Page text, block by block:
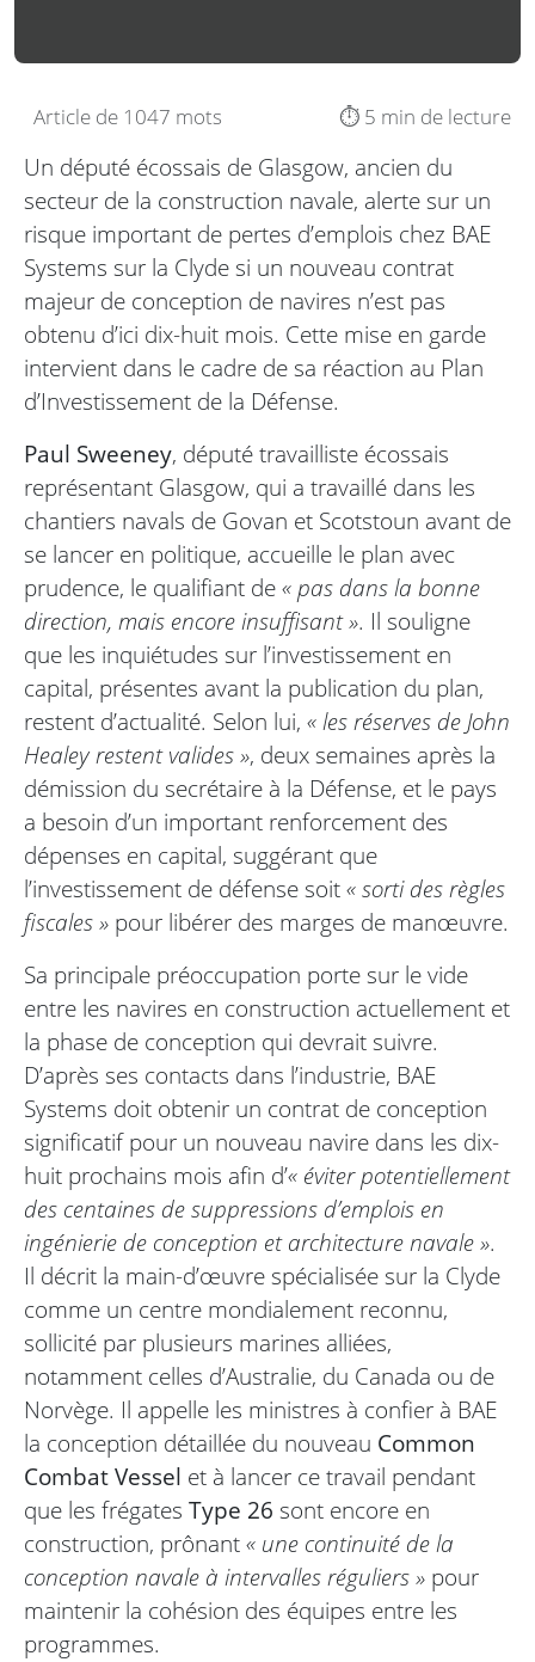
Article de 1047 mots ⏱️ 5 min de lecture
Un député écossais de Glasgow, ancien du
secteur de la construction navale, alerte sur un
risque important de pertes d’emplois chez BAE
Systems sur la Clyde si un nouveau contrat
majeur de conception de navires n’est pas
obtenu d’ici dix-huit mois. Cette mise en garde
intervient dans le cadre de sa réaction au Plan
d’Investissement de la Défense.
Paul Sweeney, député travailliste écossais
représentant Glasgow, qui a travaillé dans les
chantiers navals de Govan et Scotstoun avant de
se lancer en politique, accueille le plan avec
prudence, le qualifiant de« pas dans la bonne
direction, mais encore insuffisant ». Il souligne
que les inquiétudes sur l’investissement en
capital, présentes avant la publication du plan,
restent d’actualité. Selon lui, « les réserves de John
Healey restent valides », deux semaines après la
démission du secrétaire à la Défense, et le pays
a besoin d’un important renforcement des
dépenses en capital, suggérant que
l’investissement de défense soit« sorti des règles
fiscales » pour libérer des marges de manœuvre.
Sa principale préoccupation porte sur le vide
entre les navires en construction actuellement et
la phase de conception qui devrait suivre.
D’après ses contacts dans l’industrie, BAE
Systems doit obtenir un contrat de conception
significatif pour un nouveau navire dans les dix-
huit prochains mois afin d’« éviter potentiellement
des centaines de suppressions d’emplois en
ingénierie de conception et architecture navale ».
Il décrit la main-d’œuvre spécialisée sur la Clyde
comme un centre mondialement reconnu,
sollicité par plusieurs marines alliées,
notamment celles d’Australie, du Canada ou de
Norvège. Il appelle les ministres à confier à BAE
la conception détaillée du nouveau Common
Combat Vessel et à lancer ce travail pendant
que les frégates Type 26 sont encore en
construction, prônant« une continuité de la
conception navale à intervalles réguliers » pour
maintenir la cohésion des équipes entre les
programmes.